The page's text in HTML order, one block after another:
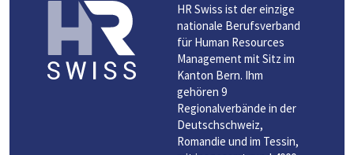
HR Swiss ist der einzige
nationale Berufsverband
für Human Resources
Management mit Sitz im
Kanton Bern. Ihm
gehören 9
Regionalverbände in der
Deutschschweiz,
Romandie und im Tessin,